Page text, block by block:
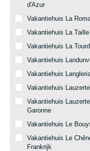
d'Azur
Vakantiehuis La
Vakantiehuis La
Vakantiehuis La
Vakantiehuis
Vakantiehuis
Vakantiehuis
Vakantiehuis
Garonne
Vakantiehuis Le
Vakantiehuis Le
Frankrijk